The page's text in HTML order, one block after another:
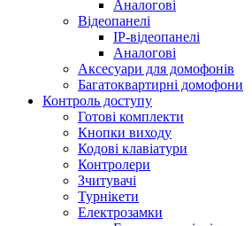
Аналогові
Відеопанелі
IP-відеопанелі
Аналогові
Аксесуари для домофонів
Багатоквартирні домофони
Контроль доступу
Готові комплекти
Кнопки виходу
Кодові клавіатури
Контролери
Зчитувачі
Турнікети
Електрозамки